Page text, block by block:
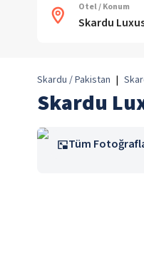
Otel / Konum
Skardu / Pakistan |
Skardu
Tüm